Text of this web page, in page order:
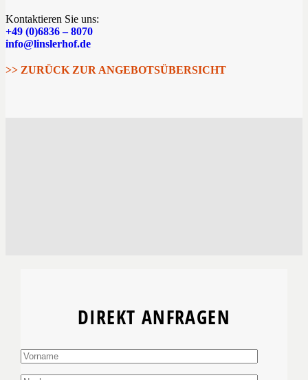
Kontaktieren Sie uns:
+49 (0)6836 – 8070
info@linslerhof.de
>> ZURÜCK ZUR ANGEBOTSÜBERSICHT
DIREKT ANFRAGEN